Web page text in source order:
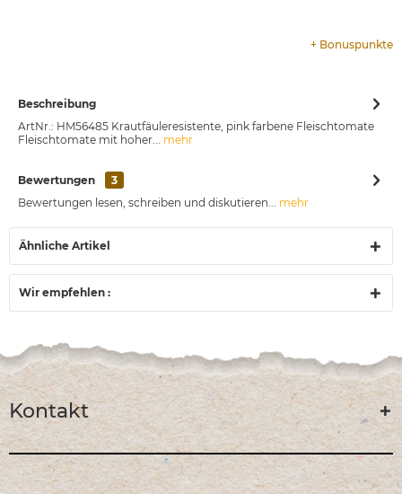
+ Bonuspunkte
Beschreibung
ArtNr.: HM56485 Krautfäuleresistente, pink farbene Fleischtomate
Fleischtomate mit hoher... mehr
Bewertungen
3
Bewertungen lesen, schreiben und diskutieren... mehr
Ähnliche Artikel
Wir empfehlen :
Kontakt